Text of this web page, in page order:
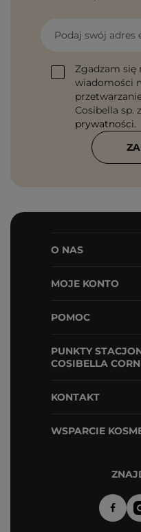
Podaj swój adres
Zgadzam się
wiadomości
Cosibella sp.
prywatności.
O NAS
MOJE KONTO
POMOC
PUNKTY
COSIBELLA
KONTAKT
WSPARCIE